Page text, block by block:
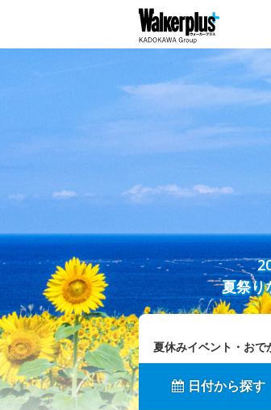
夏祭り
夏休みイベント・おで
日付から探す